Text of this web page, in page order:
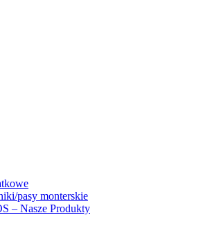
pasy monterskie
– Nasze Produkty